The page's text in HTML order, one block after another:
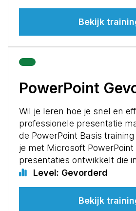
Bekijk
PowerPoint
Wil je leren hoe je snel en
professionele presentatie
de PowerPoint Basis
je met Microsoft
presentaties ontwikkelt die
Level: Gevorderd
Bekijk